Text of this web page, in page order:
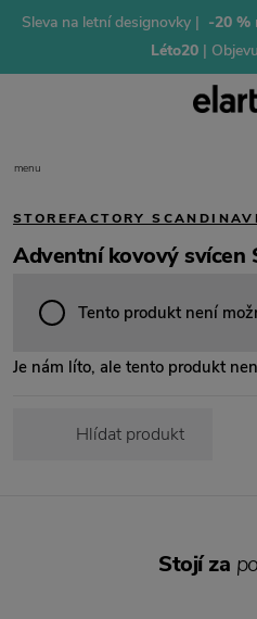
Sleva na letní designovky | -20 %
Léto20 |
menu
STOREFACTORY
Adventní kovový svícen
Tento produkt není
Je nám líto, ale tento produkt
Hlídat produkt
Stojí za